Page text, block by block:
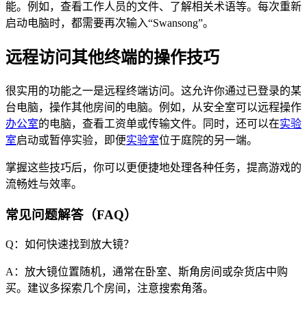
能。例如，查看工作人员的文件、了解相关术语等。每次重新
启动电脑时，都需要再次输入“Swansong”。
远程访问其他终端的操作技巧
很实用的功能之一是远程终端访问。这允许你通过已登录的某
台电脑，操作其他房间的电脑。例如，从安全室可以远程操作
办公室的电脑，查看工资单或传输文件。同时，还可以在实验
室启动或暂停实验，即便实验室位于庭院的另一端。
掌握这些技巧后，你可以更便捷地处理各种任务，提高游戏的
流畅姓与效率。
常见问题解答（FAQ）
Q：如何快速找到放大镜？
A：放大镜位置随机，通常在卧室、斯角房间或杂货店中购
买。建议多探索几个房间，注意搜索角落。